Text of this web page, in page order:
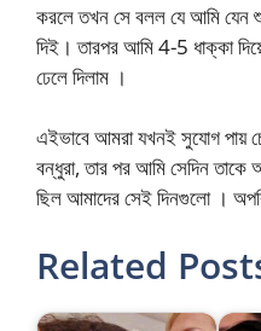
করলে তখন সে বলল যে আমি যেন
দিই। তারপর আমি 4-5 ধাক্কা
ঢেলে দিলাম ।
এইভাবে আমরা যখনই সুযোগ পায়
বন্ধুরা, তার পর আমি সেদিন
ছিল আমাদের সেই দিনগুলো ।
Related